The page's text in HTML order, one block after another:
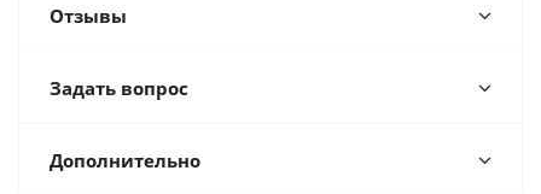
Отзывы
Задать вопрос
Дополнительно